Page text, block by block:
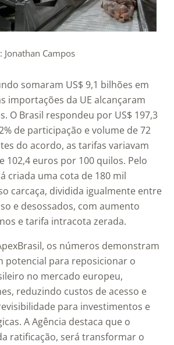
Jonathan Campos
somaram US$ 9,1 bilhões em
importações da UE alcançaram
O Brasil respondeu por US$ 197,3
de participação e volume de 72
do acordo, as tarifas variavam
102,4 euros por 100 quilos. Pelo
criada uma cota de 180 mil
carcaça, dividida igualmente entre
e desossados, com aumento
e tarifa intracota zerada.
os números demonstram
potencial para reposicionar o
no mercado europeu,
reduzindo custos de acesso e
para investimentos e
A Agência destaca que o
ratificação, será transformar o